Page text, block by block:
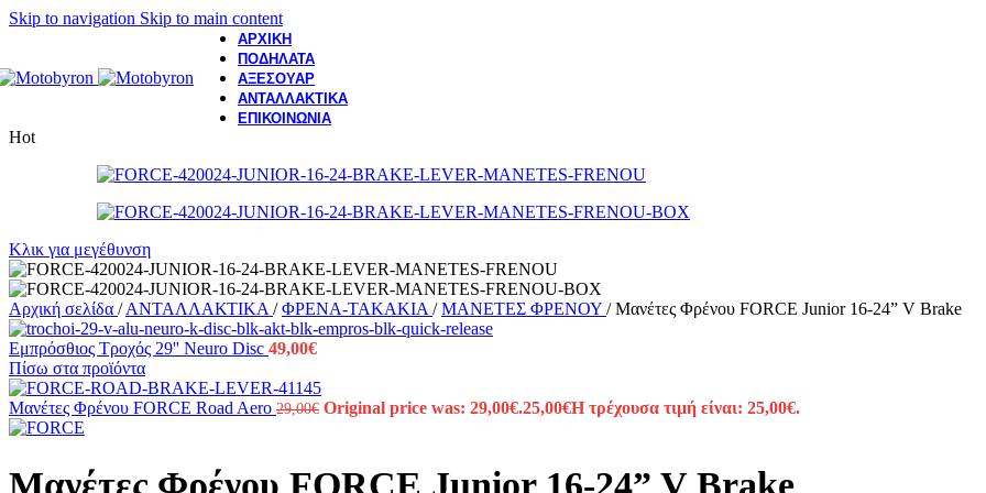
Skip to navigation Skip to main content
ΑΡΧΙΚΗ
ΠΟΔΗΛΑΤΑ
ΑΞΕΣΟΥΑΡ
ΑΝΤΑΛΛΑΚΤΙΚΑ
ΕΠΙΚΟΙΝΩΝΙΑ
Hot
Κλικ για μεγέθυνση
Αρχική σελίδα / ΑΝΤΑΛΛΑΚΤΙΚΑ / ΦΡΕΝΑ-TAKAKIA / ΜΑΝΕΤΕΣ ΦΡΕΝΟΥ / Μανέτες Φρένου FORCE Junior 16-24” V Brake
Εμπρόσθιος Τροχός 29'' Neuro Disc 49,00€
Πίσω στα προϊόντα
Μανέτες Φρένου FORCE Road Aero 29,00€ Original price was: 29,00€.25,00€Η τρέχουσα τιμή είναι: 25,00€.
Μανέτες Φρένου FORCE Junior 16-24” V Brake